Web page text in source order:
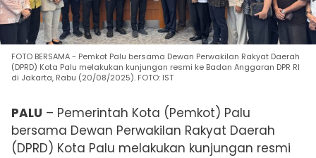
FOTO BERSAMA - Pemkot Palu bersama Dewan Perwakilan Rakyat Daerah
(DPRD) Kota Palu melakukan kunjungan resmi ke Badan Anggaran DPR RI
di Jakarta, Rabu (20/08/2025). FOTO: IST
PALU – Pemerintah Kota (Pemkot) Palu
bersama Dewan Perwakilan Rakyat Daerah
(DPRD) Kota Palu melakukan kunjungan resmi